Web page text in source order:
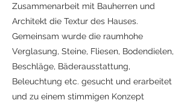
Zusammenarbeit mit Bauherren und
Architekt die Textur des Hauses.
Gemeinsam wurde die raumhohe
Verglasung, Steine, Fliesen, Bodendielen,
Beschläge, Bäderausstattung,
Beleuchtung etc. gesucht und erarbeitet
und zu einem stimmigen Konzept